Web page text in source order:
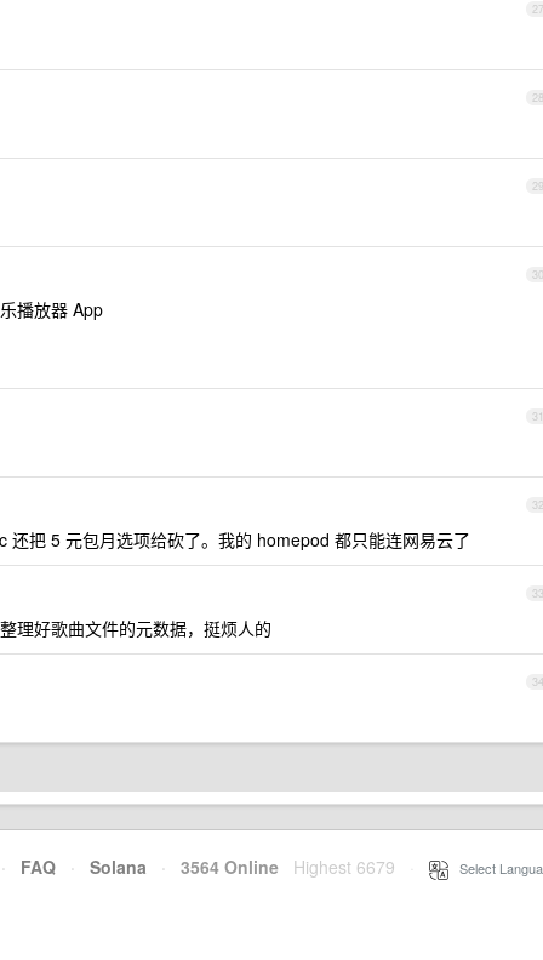
27
28
29
30
播放器 App
31
32
还把 5 元包月选项给砍了。我的 homepod 都只能连网易云了
33
理好歌曲文件的元数据，挺烦人的
34
· FAQ · Solana · 3564 Online Highest 6679 Select